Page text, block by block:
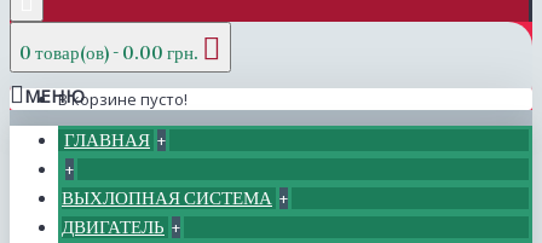
0 товар(ов) - 0.00 грн.
В корзине пусто!
МЕНЮ
ГЛАВНАЯ +
+
ВЫХЛОПНАЯ СИСТЕМА +
ДВИГАТЕЛЬ +